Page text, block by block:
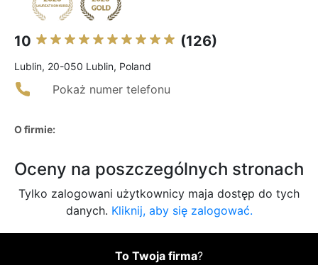
10 (126)
Lublin, 20-050 Lublin, Poland
Pokaż numer telefonu
O firmie:
Oceny na poszczególnych stronach
Tylko zalogowani użytkownicy maja dostęp do tych
danych. Kliknij, aby się zalogować.
To Twoja firma?